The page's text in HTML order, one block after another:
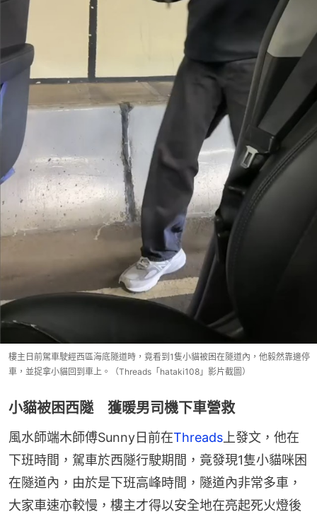
樓主日前駕車駛經西區海底隧道時，竟看到1隻小貓被困在隧道內，他毅然靠邊停
車，並捉拿小貓回到車上。（Threads「hataki108」影片截圖）
小貓被困西隧 獲暖男司機下車營救
風水師端木師傅Sunny日前在Threads 上發文，他在
下班時間，駕車於西隧行駛期間，竟發現1隻小貓咪困
在隧道內，由於是下班高峰時間，隧道內非常多車，
大家車速亦較慢，樓主才得以安全地在亮起死火燈後